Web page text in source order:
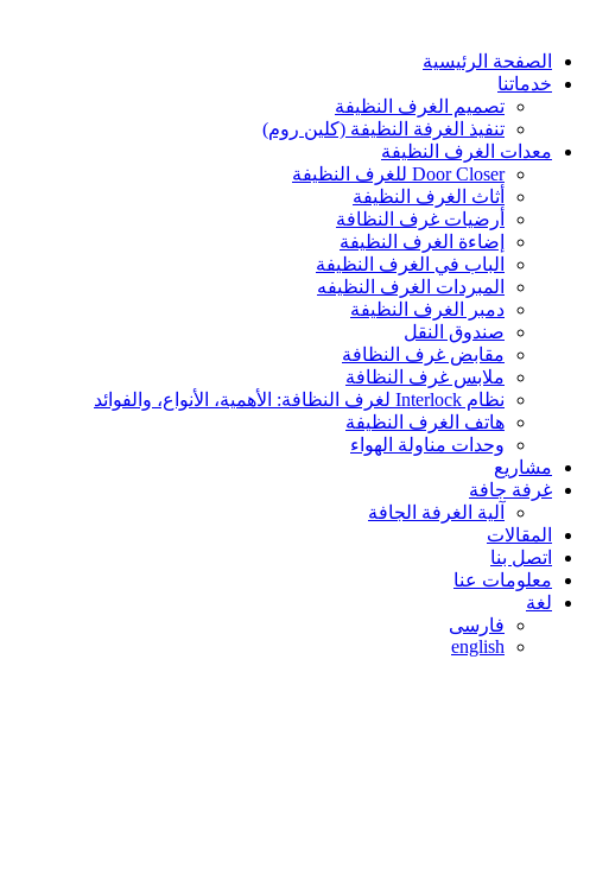
content الصفحة الرئيسية
خدماتنا
تصميم الغرف النظيفة
تنفيذ الغرفة النظيفة (كلين روم)
معدات الغرف النظيفة
Door Closer للغرف النظيفة
أثاث الغرف النظيفة
أرضيات غرف النظافة
إضاءة الغرف النظيفة
الباب في الغرف النظيفة
المبردات الغرف النظیفه
دمبر الغرف النظيفة
صندوق النقل
مقابض غرف النظافة
ملابس غرف النظافة
نظام Interlock لغرف النظافة: الأهمية، الأنواع، والفوائد
هاتف الغرف النظيفة
وحدات مناولة الهواء
مشاريع
غرفة جافة
آلية الغرفة الجافة
المقالات
اتصل بنا
معلومات عنا
لغة
فارسی
english